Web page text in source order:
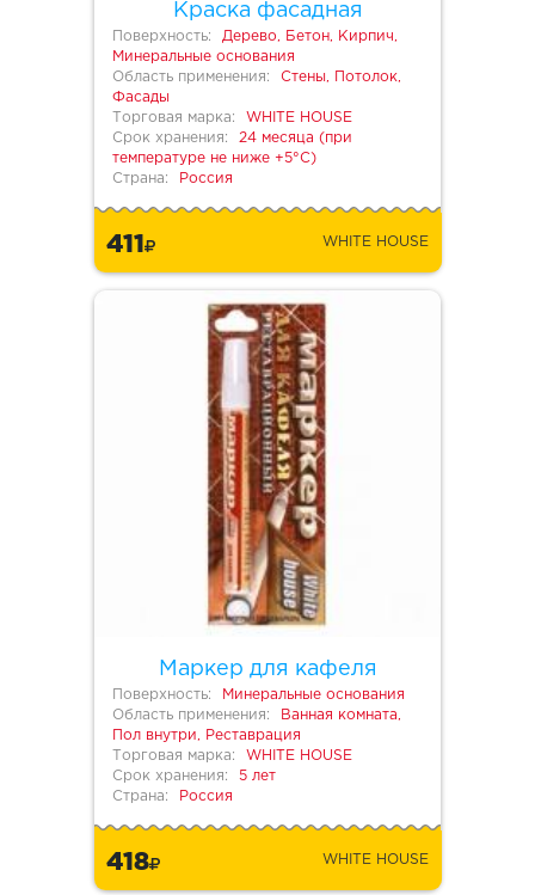
Краска фасадная
Поверхность:
Дерево, Бетон, Кирпич,
Минеральные основания
Область применения:
Стены, Потолок,
Фасады
Торговая марка:
WHITE HOUSE
Срок хранения:
24 месяца (при
температуре не ниже +5°С)
Страна:
Россия
411 WHITE HOUSE
Маркер для кафеля
Поверхность:
Минеральные основания
Область применения:
Ванная комната,
Пол внутри, Реставрация
Торговая марка:
WHITE HOUSE
Срок хранения:
5 лет
Страна:
Россия
418 WHITE HOUSE